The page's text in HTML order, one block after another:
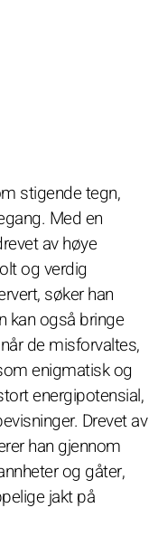
stigende tegn,
Med en
av høye
og verdig
søker han
kan også bringe
de misforvaltes,
enigmatisk og
energipotensial,
Drevet av
han gjennom
og gåter,
jakt på